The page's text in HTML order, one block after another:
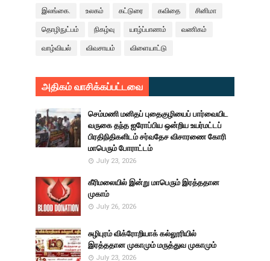
இலங்கை. உலகம் கட்டுரை கவிதை சினிமா
தொழிநுட்பம் நிகழ்வு யாழ்ப்பாணம் வணிகம்
வாழ்வியல் விவசாயம் விளையாட்டு
அதிகம் வாசிக்கப்பட்டவை
செம்மணி மனிதப் புதைகுழியைப் பார்வையிட
வருகை தந்த ஐரோப்பிய ஒன்றிய உயர்மட்டப்
பிரதிநிதிகளிடம் சர்வதேச விசாரணை கோரி
மாபெரும் போராட்டம்
July 23, 2026
கீரிமலையில் இன்று மாபெரும் இரத்ததான
முகாம்
July 26, 2026
சுழிபுரம் விக்ரோறியாக் கல்லூரியில்
இரத்ததான முகாமும் மருத்துவ முகாமும்
July 23, 2026